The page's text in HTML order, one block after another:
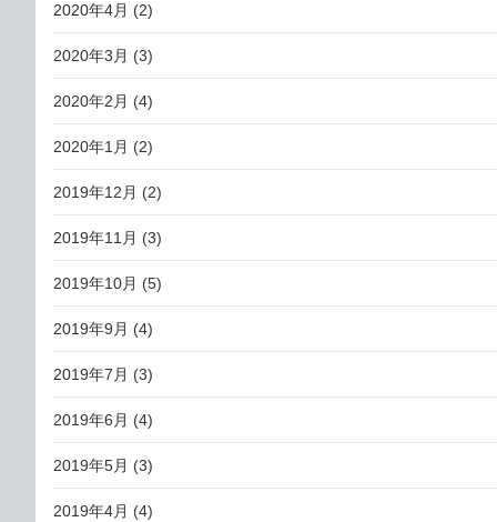
2020年4月 (2)
2020年3月 (3)
2020年2月 (4)
2020年1月 (2)
2019年12月 (2)
2019年11月 (3)
2019年10月 (5)
2019年9月 (4)
2019年7月 (3)
2019年6月 (4)
2019年5月 (3)
2019年4月 (4)